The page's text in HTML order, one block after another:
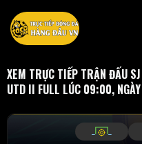
XEM TRỰC TIẾP TRẬN ĐẤU
UTD II FULL LÚC 09:00,
_